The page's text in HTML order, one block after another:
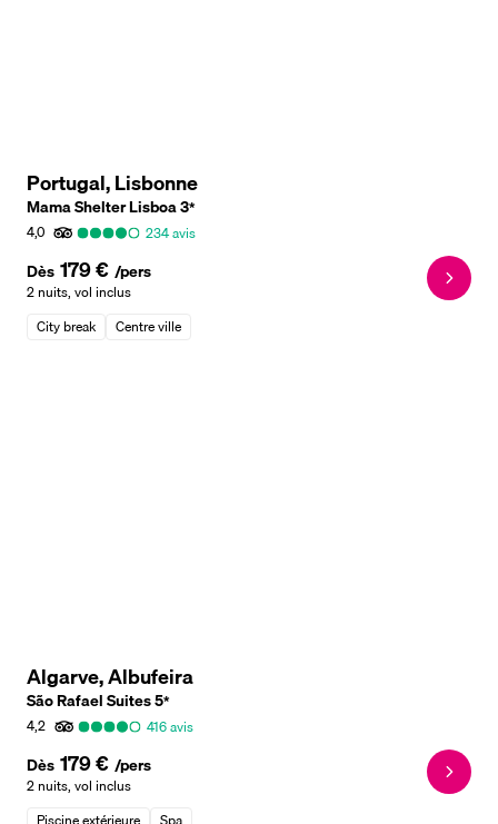
Portugal, Lisbonne
Mama Shelter Lisboa3*
4,0
234avis
Dès 179 € /pers
2 nuits, vol inclus
City break
Centre ville
Algarve, Albufeira
São Rafael Suites5*
4,2
416avis
Dès 179 € /pers
2 nuits, vol inclus